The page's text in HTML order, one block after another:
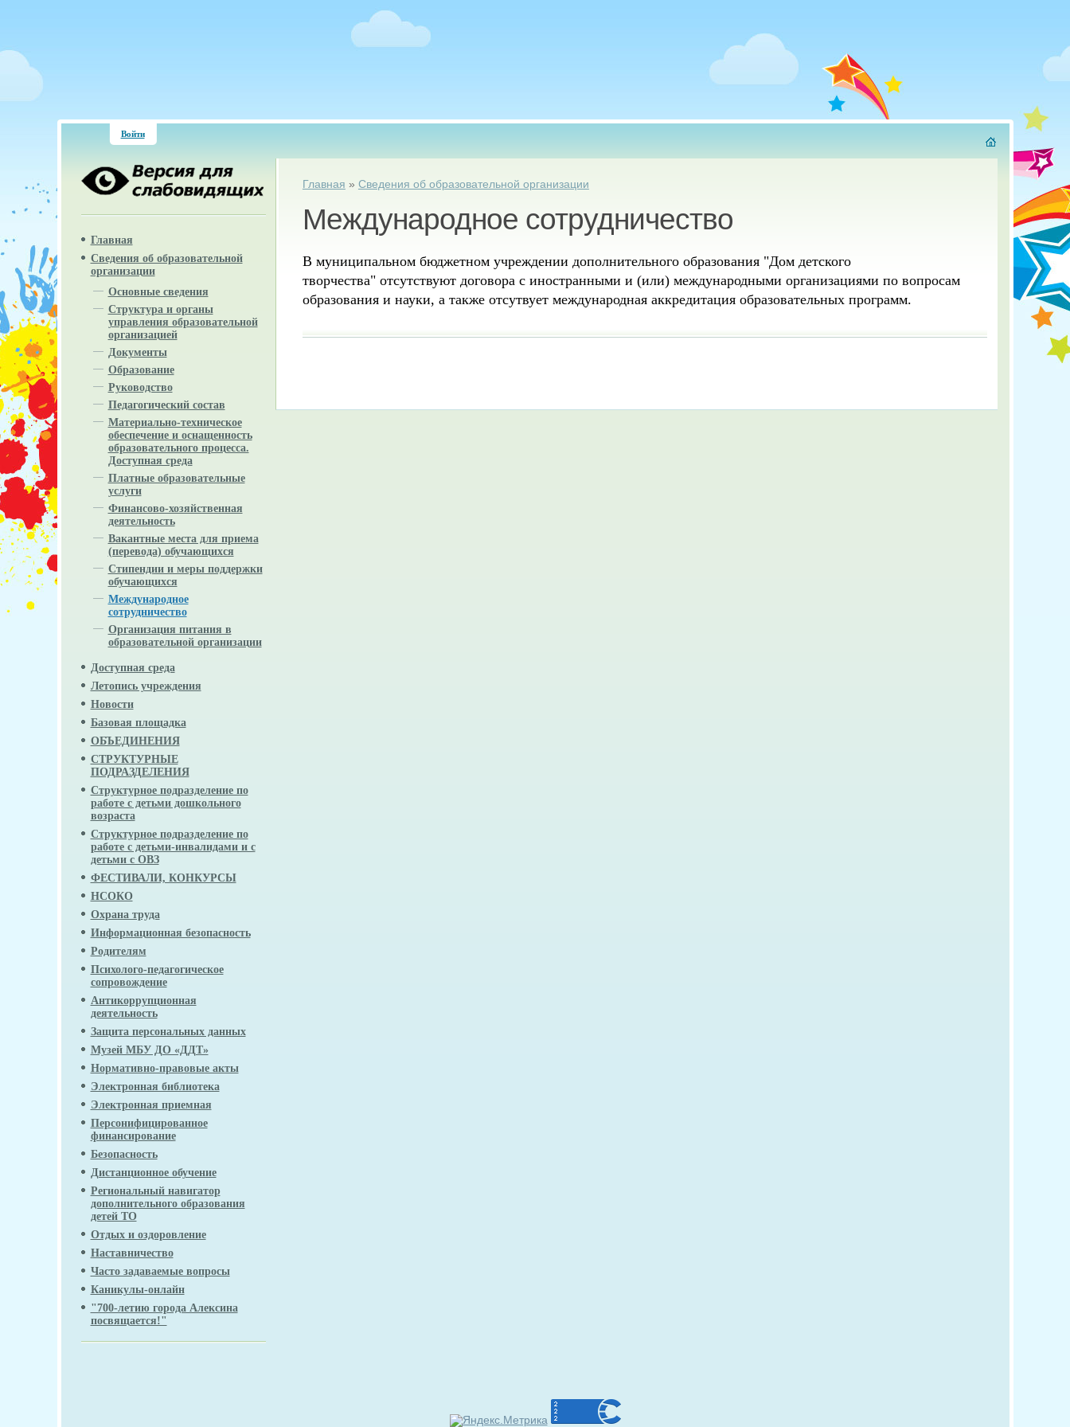
Войти
Главная
Сведения об образовательной
организации
Основные сведения
Структура и органы
управления образовательной
организацией
Документы
Образование
Руководство
Педагогический состав
Материально-техническое
обеспечение и оснащенность
образовательного процесса.
Доступная среда
Платные образовательные
услуги
Финансово-хозяйственная
деятельность
Вакантные места для приема
(перевода) обучающихся
Стипендии и меры поддержки
обучающихся
Международное
сотрудничество
Организация питания в
образовательной организации
Доступная среда
Летопись учреждения
Новости
Базовая площадка
ОБЪЕДИНЕНИЯ
СТРУКТУРНЫЕ
ПОДРАЗДЕЛЕНИЯ
Структурное подразделение по
работе с детьми дошкольного
возраста
Структурное подразделение по
работе с детьми-инвалидами и с
детьми с ОВЗ
ФЕСТИВАЛИ, КОНКУРСЫ
НСОКО
Охрана труда
Информационная безопасность
Родителям
Психолого-педагогическое
сопровождение
Антикоррупционная
деятельность
Защита персональных данных
Музей МБУ ДО «ДДТ»
Нормативно-правовые акты
Электронная библиотека
Электронная приемная
Персонифицированное
финансирование
Безопасность
Дистанционное обучение
Региональный навигатор
дополнительного образования
детей ТО
Отдых и оздоровление
Наставничество
Часто задаваемые вопросы
Каникулы-онлайн
"700-летию города Алексина
посвящается!"
Вы здесь
Главная » Сведения об образовательной организации
Международное сотрудничество
В муниципальном бюджетном учреждении дополнительного образования "Дом детского
творчества" отсутствуют договора с иностранными и (или) международными организациями по вопросам
образования и науки, а также отсутвует международная аккредитация образовательных программ.